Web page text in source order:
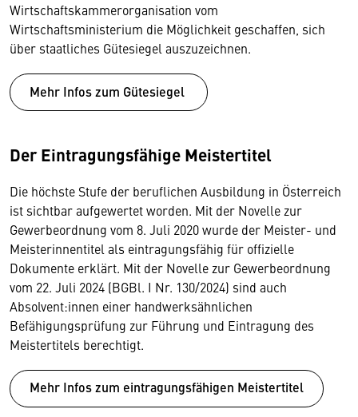
Wirtschaftskammerorganisation vom
Wirtschaftsministerium die Möglichkeit geschaffen, sich
über staatliches Gütesiegel auszuzeichnen.
Mehr Infos zum Gütesiegel
Der Eintragungsfähige Meistertitel
Die höchste Stufe der beruflichen Ausbildung in Österreich
ist sichtbar aufgewertet worden. Mit der Novelle zur
Gewerbeordnung vom 8. Juli 2020 wurde der Meister- und
Meisterinnentitel als eintragungsfähig für offizielle
Dokumente erklärt. Mit der Novelle zur Gewerbeordnung
vom 22. Juli 2024 (BGBl. I Nr. 130/2024) sind auch
Absolvent:innen einer handwerksähnlichen
Befähigungsprüfung zur Führung und Eintragung des
Meistertitels berechtigt.
Mehr Infos zum eintragungsfähigen Meistertitel